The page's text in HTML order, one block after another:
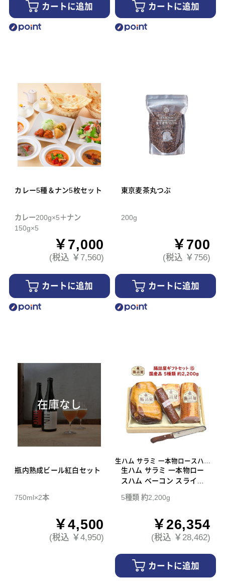
カートに追加 カートに追加
カレー5種＆ナン5枚セット
カレー200g×5＋ナン
150g×5
￥7,000
(税込 ￥7,560)
カートに追加
東京麦茶丸つぶ
200g
￥700
(税込 ￥756)
カートに追加
在庫なし
瓶内熟成ビール紅白セット
750ml×2本
￥4,500
(税込 ￥4,950)
生ハム サラミ 一本物ロースハム
ベーコン スライスナイフ
生ハム サラミ 一本物ロー
スハム ベーコン スライス
ト 15
5種類 約2,200g
￥26,354
(税込 ￥28,462)
カートに追加